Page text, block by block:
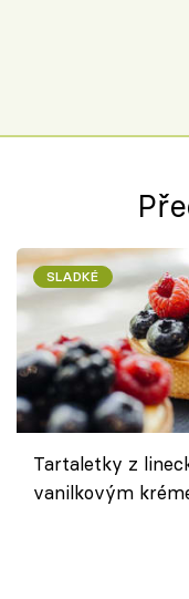
SLADKÉ
Tartaletky z
vanilkovým